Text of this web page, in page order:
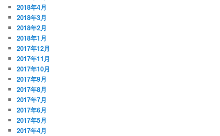
2018年4月
2018年3月
2018年2月
2018年1月
2017年12月
2017年11月
2017年10月
2017年9月
2017年8月
2017年7月
2017年6月
2017年5月
2017年4月